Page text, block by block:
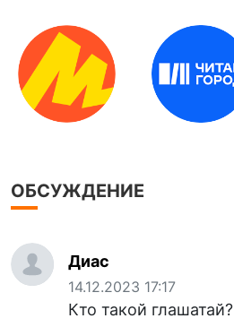
ОБСУЖДЕНИЕ
Диас
14.12.2023 17:17
Кто такой глашатай?